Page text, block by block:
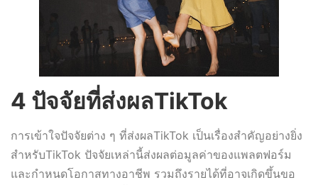
4 ปัจจัยที่ส่งผลTikTok
การเข้าใจปัจจัยต่าง ๆ ที่ส่งผลTikTok เป็นเรื่องสำคัญอย่างยิ่ง
สำหรับTikTok ปัจจัยเหล่านี้ส่งผลต่อมูลค่าของแพลตฟอร์ม
และกำหนดโอกาสทางอาชีพ รวมถึงรายได้ที่อาจเกิดขึ้นขอ